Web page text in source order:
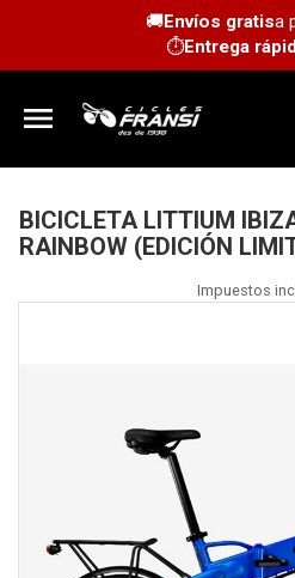
🚚Envíos gratisa
⏱️Entrega

BICICLETA LITTIUM
RAINBOW (EDICIÓN
Impuestos